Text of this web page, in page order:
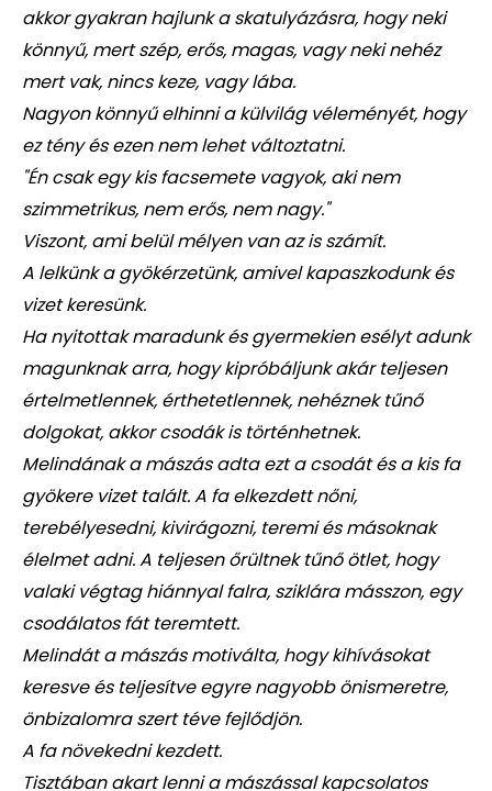
akkor gyakran hajlunk a skatulyázásra, hogy neki
könnyű, mert szép, erős, magas, vagy neki nehéz
mert vak, nincs keze, vagy lába.
Nagyon könnyű elhinni a külvilág véleményét, hogy
ez tény és ezen nem lehet változtatni.
"Én csak egy kis facsemete vagyok, aki nem
szimmetrikus, nem erős, nem nagy."
Viszont, ami belül mélyen van az is számít.
A lelkünk a gyökérzetünk, amivel kapaszkodunk és
vizet keresünk.
Ha nyitottak maradunk és gyermekien esélyt adunk
magunknak arra, hogy kipróbáljunk akár teljesen
értelmetlennek, érthetetlennek, nehéznek tűnő
dolgokat, akkor csodák is történhetnek.
Melindának a mászás adta ezt a csodát és a kis fa
gyökere vizet talált. A fa elkezdett nőni,
terebélyesedni, kivirágozni, teremi és másoknak
élelmet adni. A teljesen őrültnek tűnő ötlet, hogy
valaki végtag hiánnyal falra, sziklára másszon, egy
csodálatos fát teremtett.
Melindát a mászás motiválta, hogy kihívásokat
keresve és teljesítve egyre nagyobb önismeretre,
önbizalomra szert téve fejlődjön.
A fa növekedni kezdett.
Tisztában akart lenni a mászással kapcsolatos